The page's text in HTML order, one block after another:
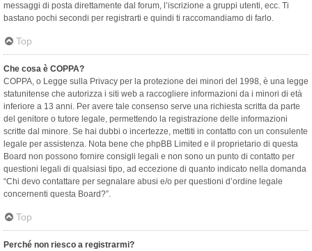
messaggi di posta direttamente dal forum, l’iscrizione a gruppi utenti, ecc. Ti
bastano pochi secondi per registrarti e quindi ti raccomandiamo di farlo.
Top
Che cosa è COPPA?
COPPA, o Legge sulla Privacy per la protezione dei minori del 1998, è una legge
statunitense che autorizza i siti web a raccogliere informazioni da i minori di età
inferiore a 13 anni. Per avere tale consenso serve una richiesta scritta da parte
del genitore o tutore legale, permettendo la registrazione delle informazioni
scritte dal minore. Se hai dubbi o incertezze, mettiti in contatto con un consulente
legale per assistenza. Nota bene che phpBB Limited e il proprietario di questa
Board non possono fornire consigli legali e non sono un punto di contatto per
questioni legali di qualsiasi tipo, ad eccezione di quanto indicato nella domanda
“Chi devo contattare per segnalare abusi e/o per questioni d’ordine legale
concernenti questa Board?”.
Top
Perché non riesco a registrarmi?